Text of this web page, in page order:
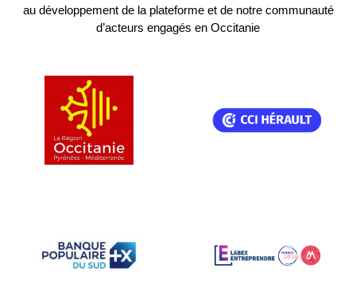
au développement de la plateforme et de notre communauté
d’acteurs engagés en Occitanie
partenaires